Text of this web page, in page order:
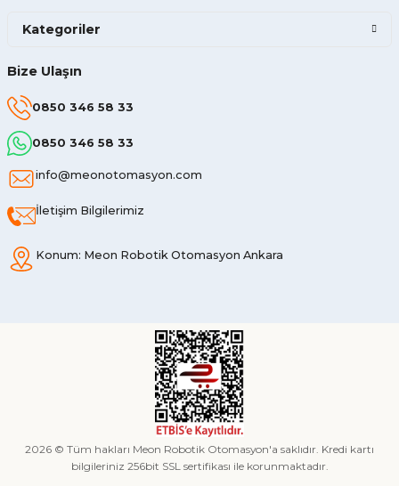
Bize Ulaşın
0850 346 58 33
0850 346 58 33
info@meonotomasyon.com
İletişim Bilgilerimiz
Konum: Meon Robotik Otomasyon Ankara
Kategoriler
2026 © Tüm hakları Meon Robotik Otomasyon'a saklıdır. Kredi kartı
bilgileriniz 256bit SSL sertifikası ile korunmaktadır.